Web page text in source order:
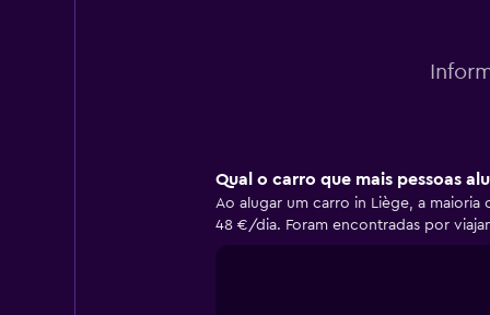
Qual o carro que mais pessoas
Ao alugar um carro in Liège, a
48 €/dia. Foram encontradas por